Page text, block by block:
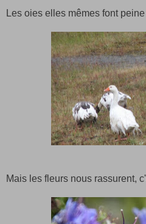
Les oies elles mêmes font
Mais les fleurs nous rassurent,